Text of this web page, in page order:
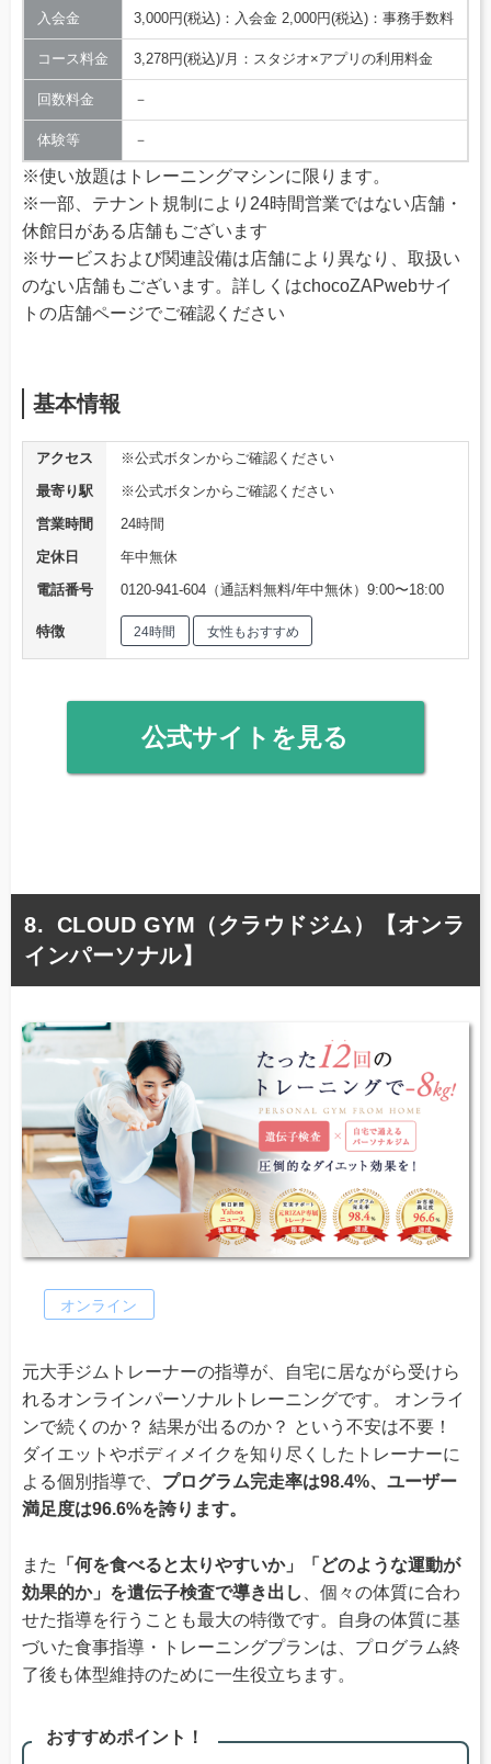
入会金 3,000円(税込)：入会金 2,000円(税込)：事務手数料
コース料金 3,278円(税込)/月：スタジオ×アプリの利用料金
回数料金 －
体験等 －
※使い放題はトレーニングマシンに限ります。
※一部、テナント規制により24時間営業ではない店舗・
休館日がある店舗もございます
※サービスおよび関連設備は店舗により異なり、取扱い
のない店舗もございます。詳しくはchocoZAPwebサイ
トの店舗ページでご確認ください
基本情報
アクセス
※公式ボタンからご確認ください
最寄り駅
※公式ボタンからご確認ください
営業時間
24時間
定休日
年中無休
電話番号
0120-941-604（通話料無料/年中無休）9:00〜18:00
特徴 24時間 女性もおすすめ
公式サイトを見る
CLOUD GYM（クラウドジム）【オンラ
インパーソナル】
オンライン
元大手ジムトレーナーの指導が、自宅に居ながら受けら
れるオンラインパーソナルトレーニングです。 オンライ
ンで続くのか？ 結果が出るのか？ という不安は不要！
ダイエットやボディメイクを知り尽くしたトレーナーに
よる個別指導で、 プログラム完走率は98.4%、ユーザー
満足度は96.6%を誇ります。
また
「何を食べると太りやすいか」「どのような運動が
効果的か」を遺伝子検査で導き出し
、個々の体質に合わ
せた指導を行うことも最大の特徴です。自身の体質に基
づいた食事指導・トレーニングプランは、プログラム終
了後も体型維持のために一生役立ちます。
おすすめポイント！